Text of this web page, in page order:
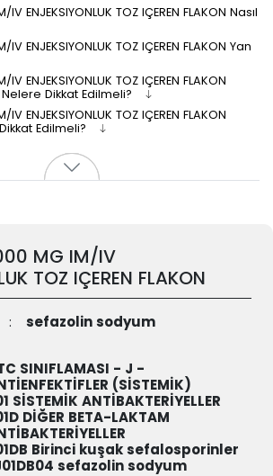
IV ENJEKSIYONLUK TOZ IÇEREN FLAKON Nasıl
IV ENJEKSIYONLUK TOZ IÇEREN FLAKON Yan
IV ENJEKSIYONLUK TOZ IÇEREN FLAKON
Dikkat Edilmeli?
IV ENJEKSIYONLUK TOZ IÇEREN FLAKON
Edilmeli?
MG IM/IV
TOZ IÇEREN FLAKON
: sefazolin sodyum
SINIFLAMASI - J -
(SİSTEMİK)
SİSTEMİK ANTİBAKTERİYELLER
DİĞER BETA-LAKTAM
Birinci kuşak sefalosporinler
sefazolin sodyum